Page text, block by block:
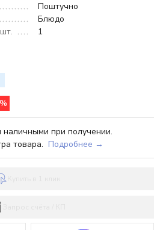
Поштучно
Блюдо
1
наличными при получении.
товара. Подробнее →